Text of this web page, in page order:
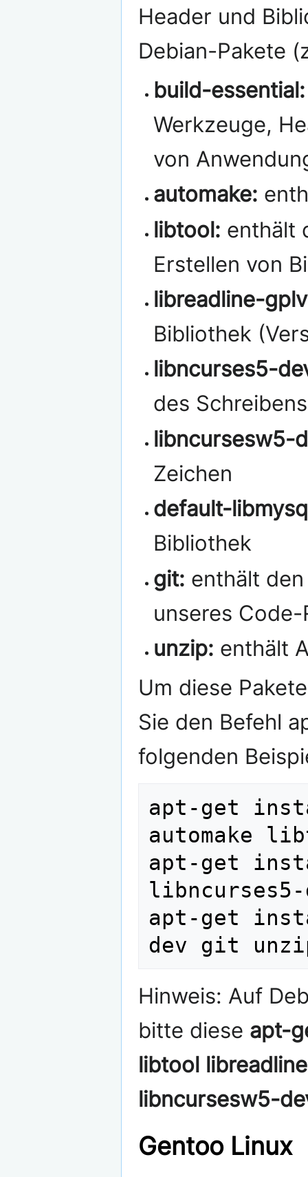
Header und
Debian-Pakete
build-essential:
Werkzeuge,
von
automake:
libtool: enthält
Erstellen von
libreadline-
Bibliothek
libncurses5-
des
libncursesw5-
Zeichen
default-
Bibliothek
git: enthält
unseres
unzip: enthält
Um diese
Sie den Befehl
folgenden
apt-get
automake
apt-get
libncurses5-
apt-get
Hinweis: Auf
bitte diese apt-
libtool
libncursesw5-
Gentoo Linux